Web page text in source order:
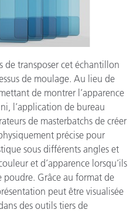
de transposer cet échantillon
de moulage. Au lieu de
de montrer l’apparence
l’application de bureau
de masterbatchs de créer
précise pour
sous différents angles et
et d’apparence lorsqu’ils
Grâce au format de
peut être visualisée
des outils tiers de